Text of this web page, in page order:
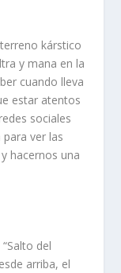
kárstico
y mana en la
cuando lleva
estar atentos
sociales
ver las
hacernos una
del
arriba, el